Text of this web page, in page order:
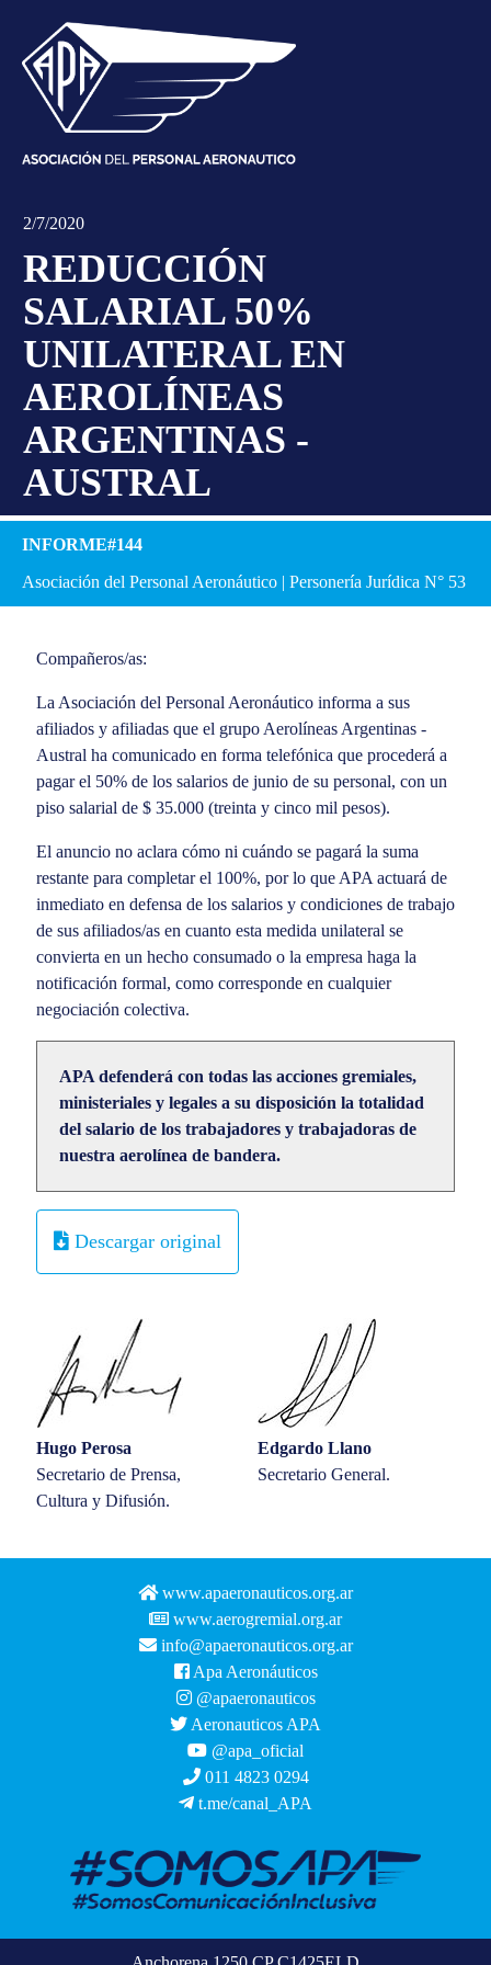
2/7/2020
REDUCCIÓN
SALARIAL 50%
UNILATERAL EN
AEROLÍNEAS
ARGENTINAS -
AUSTRAL
INFORME#144
Asociación del Personal Aeronáutico | Personería Jurídica N° 53
Compañeros/as:
La Asociación del Personal Aeronáutico informa a sus
afiliados y afiliadas que el grupo Aerolíneas Argentinas -
Austral ha comunicado en forma telefónica que procederá a
pagar el 50% de los salarios de junio de su personal, con un
piso salarial de $ 35.000 (treinta y cinco mil pesos).
El anuncio no aclara cómo ni cuándo se pagará la suma
restante para completar el 100%, por lo que APA actuará de
inmediato en defensa de los salarios y condiciones de trabajo
de sus afiliados/as en cuanto esta medida unilateral se
convierta en un hecho consumado o la empresa haga la
notificación formal, como corresponde en cualquier
negociación colectiva.
APA defenderá con todas las acciones gremiales,
ministeriales y legales a su disposición la totalidad
del salario de los trabajadores y trabajadoras de
nuestra aerolínea de bandera.
Descargar original
Hugo Perosa
Secretario de Prensa,
Cultura y Difusión.
Edgardo Llano
Secretario General.
www.apaeronauticos.org.ar
www.aerogremial.org.ar
info@apaeronauticos.org.ar
Apa Aeronáuticos
@apaeronauticos
Aeronauticos APA
@apa_oficial
011 4823 0294
t.me/canal_APA